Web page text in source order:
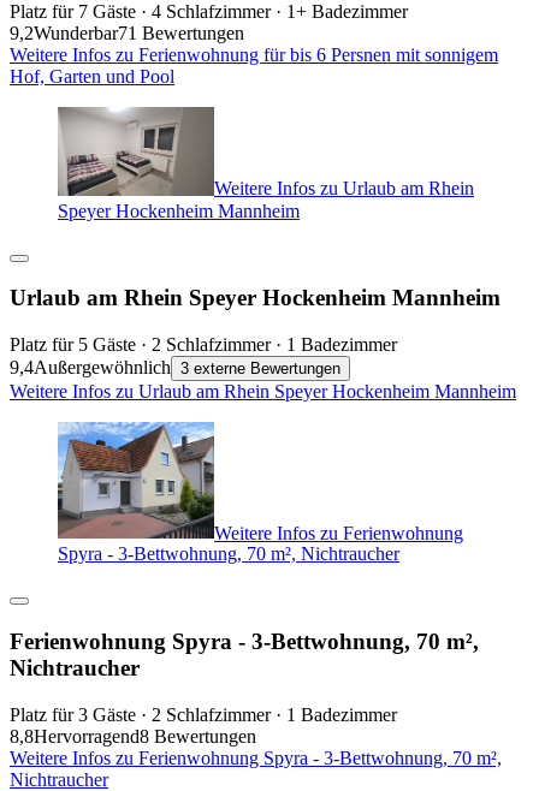
Platz für 7 Gäste · 4 Schlafzimmer · 1+ Badezimmer
9,2Wunderbar71 Bewertungen
Weitere Infos zu Ferienwohnung für bis 6 Persnen mit sonnigem
Hof, Garten und Pool
Weitere Infos zu Urlaub am Rhein
Speyer Hockenheim Mannheim
Urlaub am Rhein Speyer Hockenheim Mannheim
Platz für 5 Gäste · 2 Schlafzimmer · 1 Badezimmer
9,4Außergewöhnlich 3 externe Bewertungen
Weitere Infos zu Urlaub am Rhein Speyer Hockenheim Mannheim
Weitere Infos zu Ferienwohnung
Spyra - 3-Bettwohnung, 70 m², Nichtraucher
Ferienwohnung Spyra - 3-Bettwohnung, 70 m²,
Nichtraucher
Platz für 3 Gäste · 2 Schlafzimmer · 1 Badezimmer
8,8Hervorragend8 Bewertungen
Weitere Infos zu Ferienwohnung Spyra - 3-Bettwohnung, 70 m²,
Nichtraucher